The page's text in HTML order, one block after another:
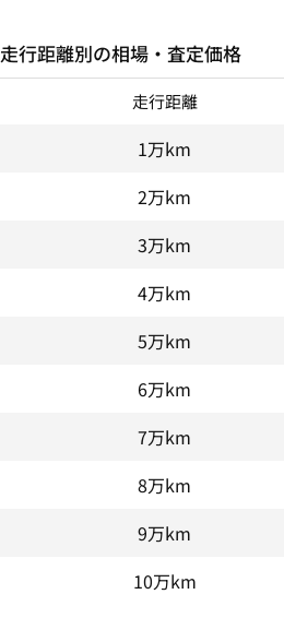
走行距離別の相場・査定価格
走行距離
1万km
2万km
3万km
4万km
5万km
6万km
7万km
8万km
9万km
10万km